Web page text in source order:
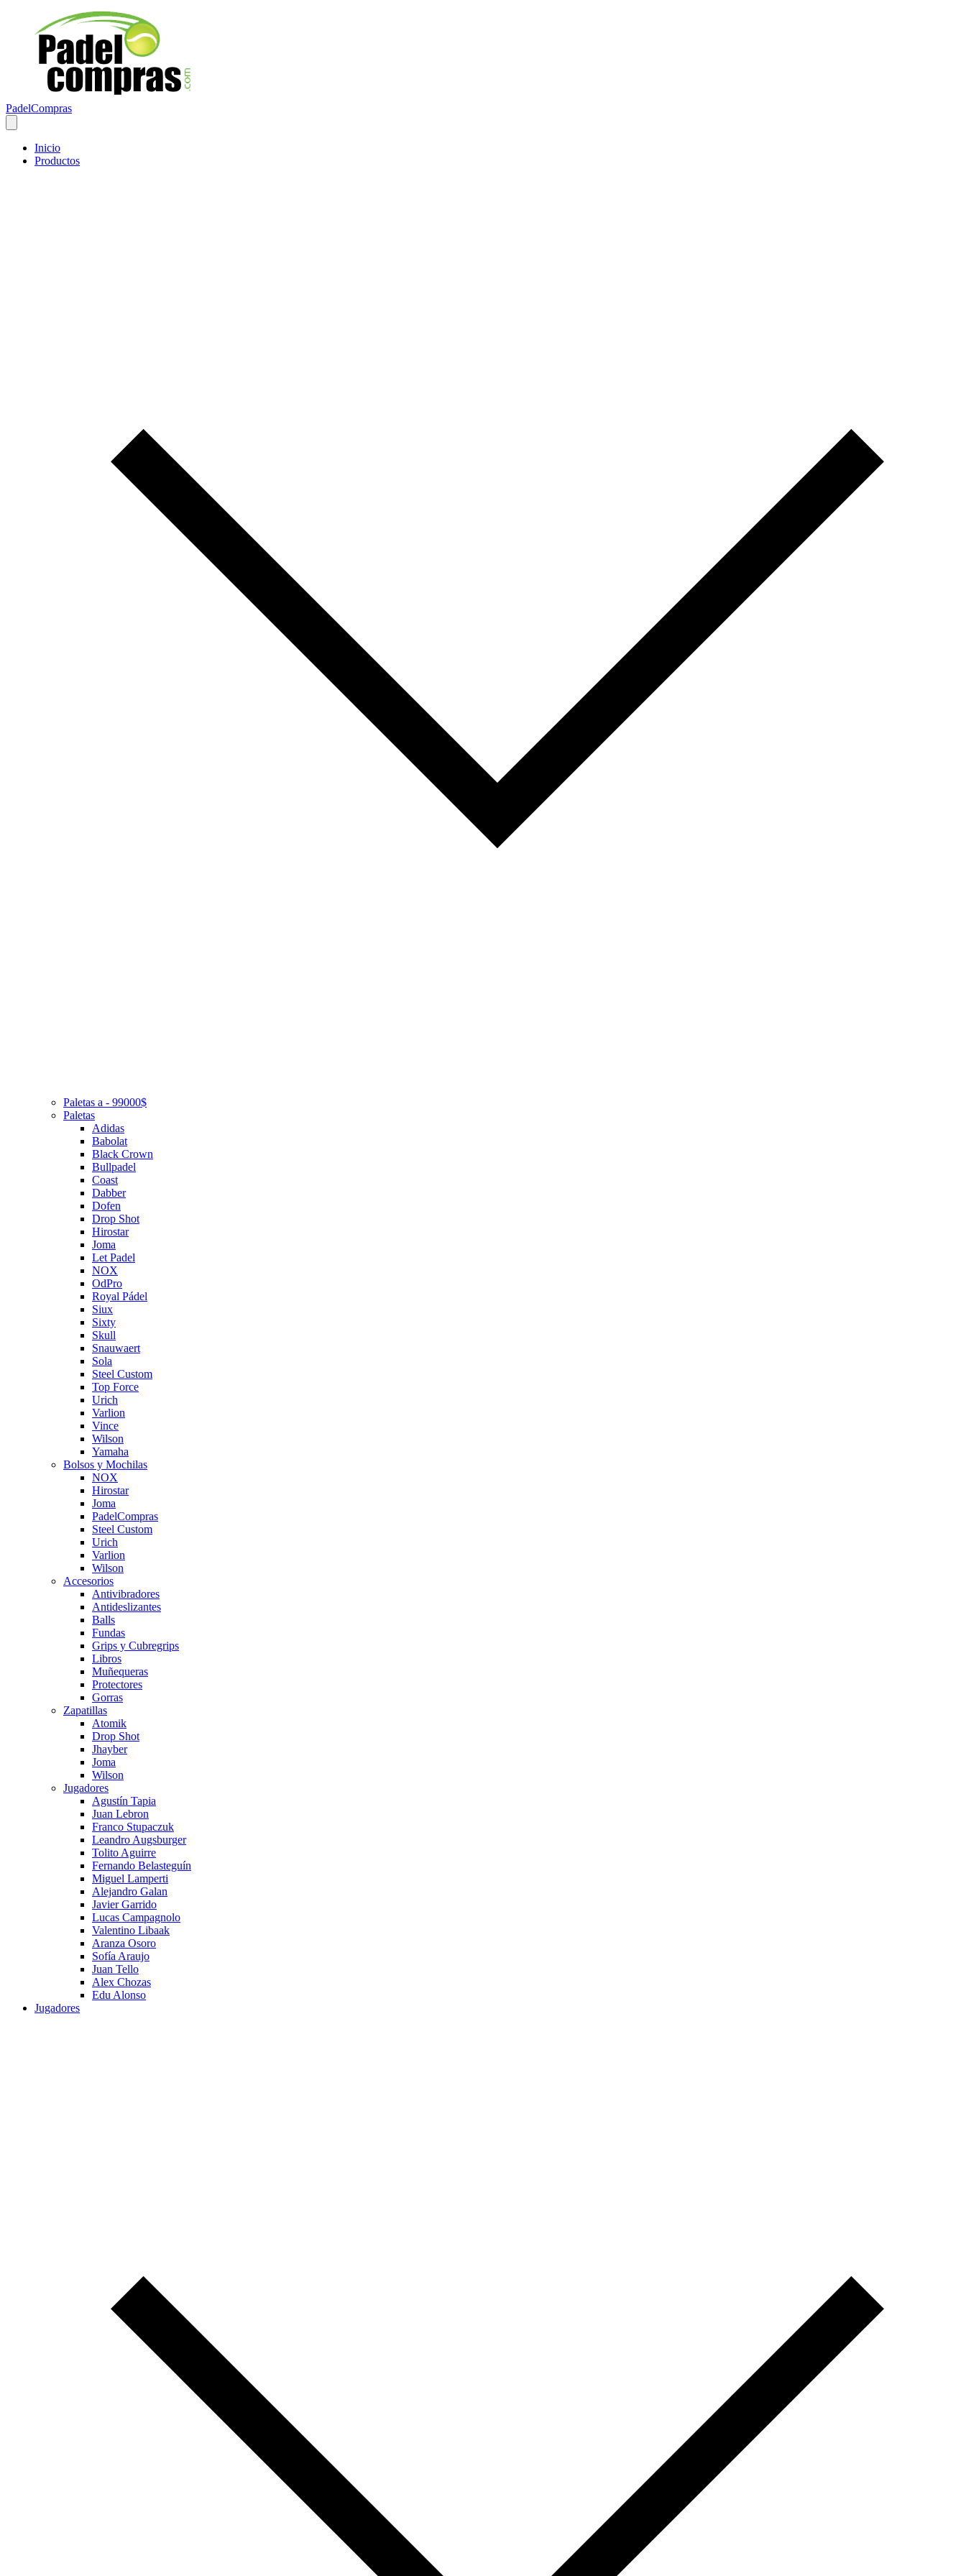
PadelCompras
Inicio
Productos
Paletas a - 99000$
Paletas
Adidas
Babolat
Black Crown
Bullpadel
Coast
Dabber
Dofen
Drop Shot
Hirostar
Joma
Let Padel
NOX
OdPro
Royal Pádel
Siux
Sixty
Skull
Snauwaert
Sola
Steel Custom
Top Force
Urich
Varlion
Vince
Wilson
Yamaha
Bolsos y Mochilas
NOX
Hirostar
Joma
PadelCompras
Steel Custom
Urich
Varlion
Wilson
Accesorios
Antivibradores
Antideslizantes
Balls
Fundas
Grips y Cubregrips
Libros
Muñequeras
Protectores
Gorras
Zapatillas
Atomik
Drop Shot
Jhayber
Joma
Wilson
Jugadores
Agustín Tapia
Juan Lebron
Franco Stupaczuk
Leandro Augsburger
Tolito Aguirre
Fernando Belasteguín
Miguel Lamperti
Alejandro Galan
Javier Garrido
Lucas Campagnolo
Valentino Libaak
Aranza Osoro
Sofía Araujo
Juan Tello
Alex Chozas
Edu Alonso
Jugadores